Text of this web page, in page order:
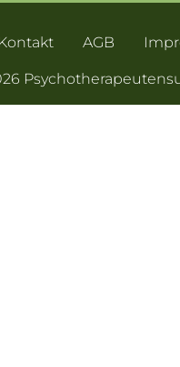
Kontakt AGB